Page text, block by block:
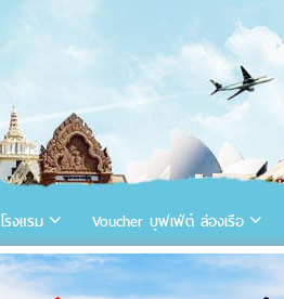
โรงแรม Voucher บุฟเฟ่ต์ ล่องเรือ